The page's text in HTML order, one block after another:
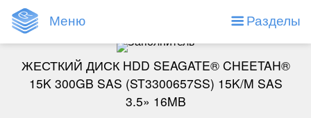
Меню Разделы
ЖЕСТКИЙ ДИСК HDD SEAGATE® CHEETAH®
15K 300GB SAS (ST3300657SS) 15K/M SAS
3.5» 16MB